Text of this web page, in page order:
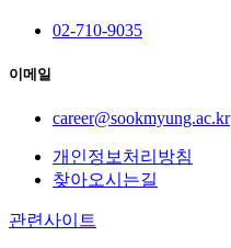
02-710-9035
이메일
career@sookmyung.ac.kr
개인정보처리방침
찾아오시는길
관련사이트